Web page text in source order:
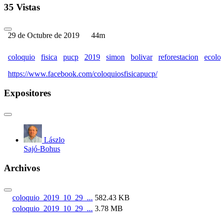
35 Vistas
29 de Octubre de 2019 44m
coloquio fisica pucp 2019 simon bolivar reforestacion
https://www.facebook.com/coloquiosfisicapucp/
Expositores
Lászlo
Sajó-Bohus
Archivos
coloquio_2019_10_29_... 582.43 KB
coloquio_2019_10_29_... 3.78 MB